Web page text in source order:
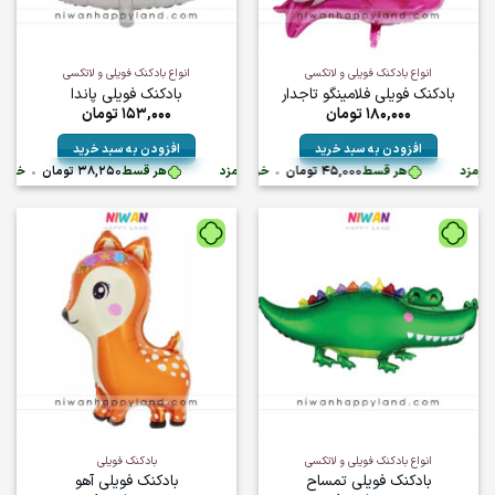
است
صفحه
محصول
انتخاب
شوند
هر قسط45,000تومان • خرید قسطی با ترب‌پی بدون کارمزد
انواع بادکنک فویلی و لاتکسی
بادکنک فویلی فلامینگو تاجدار
180,000تومان
افزودن به سبد خرید
هر قسط38,250تومان • خرید قسطی تومان خرید قسطی با ترب‌پی بدون کارمزد
انواع بادکنک فویلی و لاتکسی
بادکنک فویلی پاندا
153,000تومان
افزودن به سبد خرید
انواع بادکنک فویلی و لاتکسی
بادکنک فویلی تمساح
بادکنک فویلی
بادکنک فویلی آهو